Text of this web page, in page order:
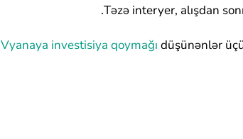
Təzə interyer, alışdan
Vyanaya investisiya qoymağı düşünənlər